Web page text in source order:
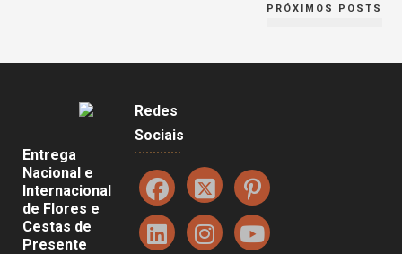
PRÓXIMOS POSTS
Entrega
Nacional e
Internacional
de Flores e
Cestas de
Presente
Redes
Sociais